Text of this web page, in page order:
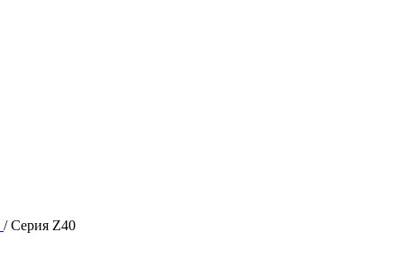
/ Серия Z40